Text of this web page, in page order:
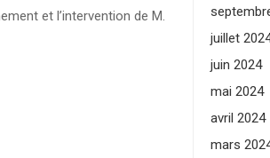
et l’intervention de M.
juillet
juin 2024
mai 2024
avril 2024
mars